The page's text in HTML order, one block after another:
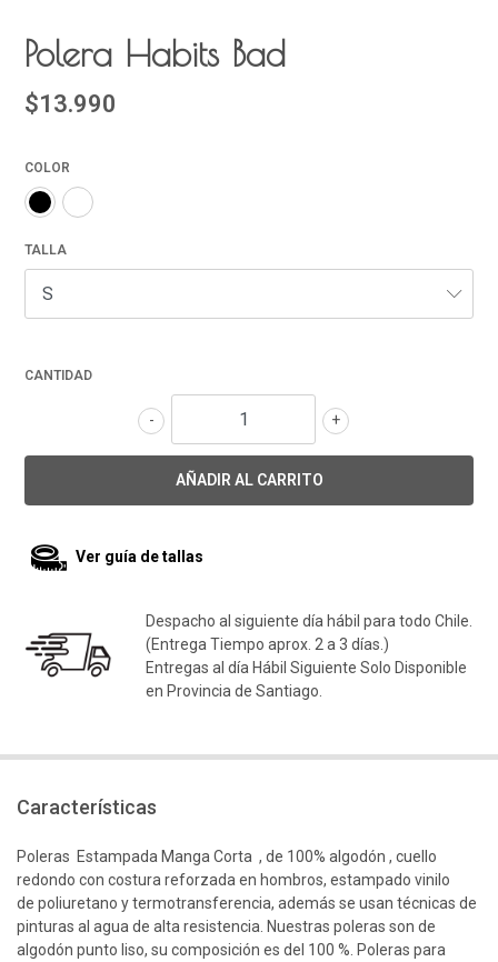
Polera Habits Bad
$13.990
COLOR
TALLA
CANTIDAD
+
-
Ver guía de tallas
Despacho al siguiente día hábil para todo Chile.
(Entrega Tiempo aprox. 2 a 3 días.)
Entregas al día Hábil Siguiente Solo Disponible
en Provincia de Santiago.
Características
Poleras Estampada Manga Corta , de 100% algodón , cuello
redondo con costura reforzada en hombros, estampado vinilo
de poliuretano y termotransferencia, además se usan técnicas de
pinturas al agua de alta resistencia. Nuestras poleras son de
algodón punto liso, su composición es del 100 %. Poleras para